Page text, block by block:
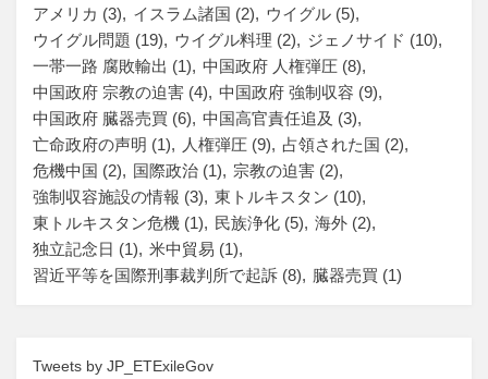
アメリカ (3) イスラム諸国 (2) ウイグル (5)
ウイグル問題 (19) ウイグル料理 (2) ジェノサイド (10)
一帯一路 腐敗輸出 (1) 中国政府 人権弾圧 (8)
中国政府 宗教の迫害 (4) 中国政府 強制収容 (9)
中国政府 臓器売買 (6) 中国高官責任追及 (3)
亡命政府の声明 (1) 人権弾圧 (9) 占領された国 (2)
危機中国 (2) 国際政治 (1) 宗教の迫害 (2)
強制収容施設の情報 (3) 東トルキスタン (10)
東トルキスタン危機 (1) 民族浄化 (5) 海外 (2)
独立記念日 (1) 米中貿易 (1)
習近平等を国際刑事裁判所で起訴 (8) 臓器売買 (1)
Tweets by JP_ETExileGov